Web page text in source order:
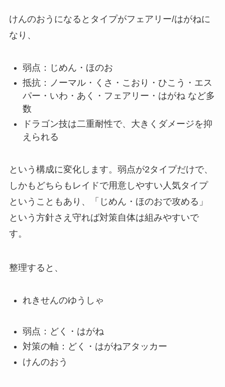
けんのおうになるとタイプがフェアリー/はがねに
なり、
弱点：じめん・ほのお
抵抗：ノーマル・くさ・こおり・ひこう・エス
パー・いわ・あく・フェアリー・はがね など多
数
ドラゴン技は二重耐性で、大きくダメージを抑
えられる
という構成に変化します。弱点が2タイプだけで、
しかもどちらもレイドで用意しやすい人気タイプ
ということもあり、「じめん・ほのおで攻める」
という方針さえ守れば対策自体は組みやすいで
す。
整理すると、
れきせんのゆうしゃ
弱点：どく・はがね
対策の軸：どく・はがねアタッカー
けんのおう